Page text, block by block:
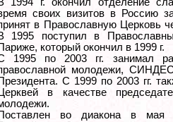
1994 г. окончил отделение
своих визитов в Россию
в Православную Церковь
1995 поступил в
который окончил в 1999 г.
1995 по 2003 гг. занимал
молодежи,
С 1999 по 2003 гг.
в качестве
во диакона в мая